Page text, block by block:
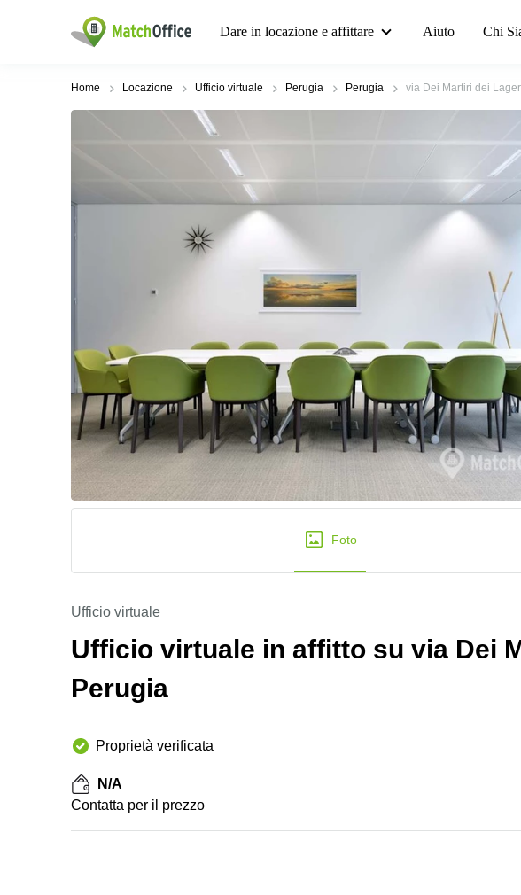
Dare in locazione e affittare Aiuto Chi
Home Locazione Ufficio virtuale Perugia Perugia via Dei Martiri dei
Foto
Ufficio virtuale
Ufficio virtuale in affitto su via Dei
Perugia
Proprietà verificata
N/A
Сontatta per il prezzo